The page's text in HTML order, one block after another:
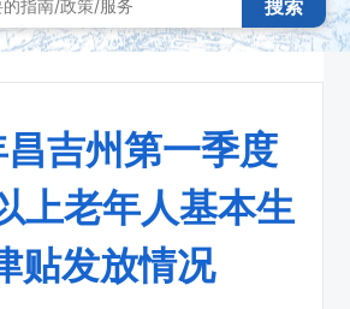
搜索
吉州第一季度
上老年人基本生
贴发放情况